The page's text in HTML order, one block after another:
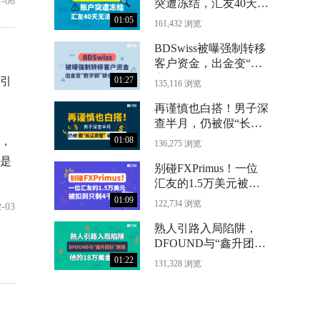
03
01:05
突遭冻结，汇友40天无
法出金
161,432 浏览
01:27
BDSwiss被曝强制转移
客户资金，出金变“数
字铜”锁仓24个月
135,116 浏览
01:08
再谨慎也白搭！男子深
查半月，仍被假“长江
资管”骗光71万
136,275 浏览
01:09
别碰FXPrimus！一位
汇友的1.5万美元被扣
到只剩4千
122,734 浏览
01:22
熟人引路入局陷阱，
DFOUND与“鑫升团
队”跑路，他的18万美
131,328 浏览